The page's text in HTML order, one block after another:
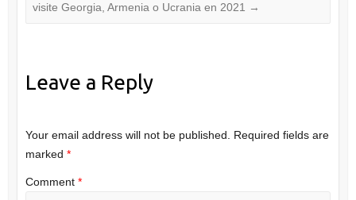
visite Georgia, Armenia o Ucrania en 2021 →
Leave a Reply
Your email address will not be published.
Required fields are
marked *
Comment *